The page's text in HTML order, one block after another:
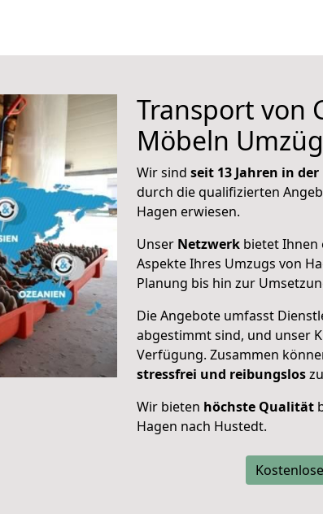
Transport von
Möbeln
Wir sind seit 13 Jahren in
durch die qualifizierten
Hagen erwiesen.
Unser Netzwerk bietet Ihnen
Aspekte Ihres Umzugs von
Planung bis hin zur
Die Angebote umfasst
abgestimmt sind, und unser
Verfügung. Zusammen
stressfrei und reibungslos
Wir bieten höchste Qualität
Hagen nach Hustedt.